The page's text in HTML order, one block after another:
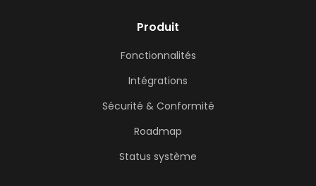
Produit
Fonctionnalités
Intégrations
Sécurité & Conformité
Roadmap
Status système